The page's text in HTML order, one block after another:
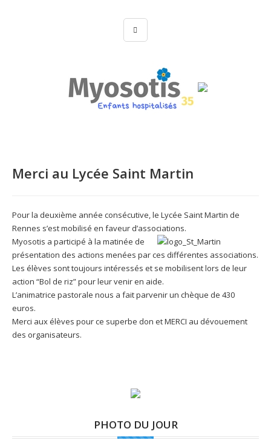
Merci au Lycée Saint Martin
Pour la deuxième année consécutive, le Lycée Saint Martin de
Rennes s’est mobilisé en faveur d’associations.
Myosotis a participé à la matinée de
présentation des actions menées par ces différentes associations.
Les élèves sont toujours intéressés et se mobilisent lors de leur
action “Bol de riz” pour leur venir en aide.
L’animatrice pastorale nous a fait parvenir un chèque de 430
euros.
Merci aux élèves pour ce superbe don et MERCI au dévouement
des organisateurs.
PHOTO DU JOUR